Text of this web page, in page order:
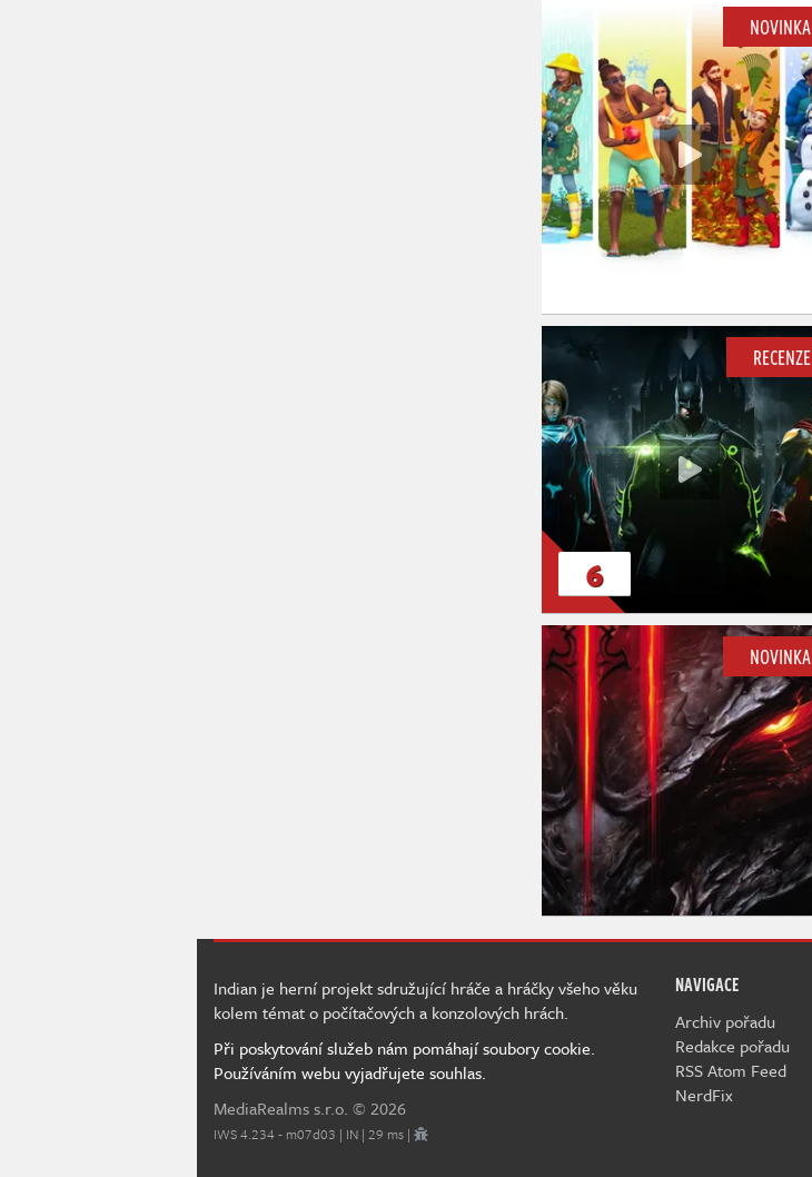
NOVINKA
RECENZE
6
NOVINKA
NAVIGACE
Archiv pořadu
Redakce pořadu
RSS Atom Feed
NerdFix
Indian je herní projekt sdružující hráče a hráčky všeho věku
kolem témat o počítačových a konzolových hrách.
Při poskytování služeb nám pomáhají soubory cookie.
Používáním webu vyjadřujete souhlas.
MediaRealms s.r.o. © 2026
IWS 4.234 - m07d03 | IN | 29 ms |